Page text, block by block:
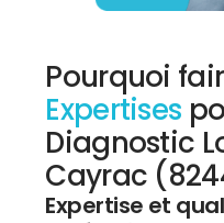
Pourquoi
Expertises
Diagnostic
Cayrac
Expertise et